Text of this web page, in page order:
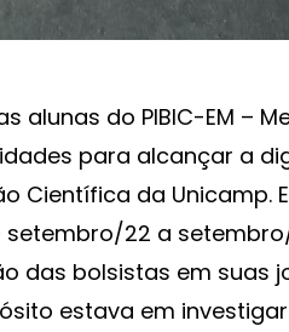
alunas do PIBIC-EM –
para alcançar a
Científica da Unicamp.
22 a
das bolsistas em suas
estava em